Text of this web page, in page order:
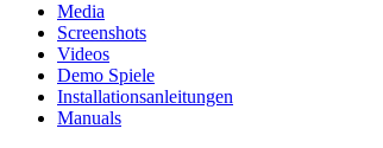
Media
Screenshots
Videos
Demo Spiele
Installationsanleitungen
Manuals